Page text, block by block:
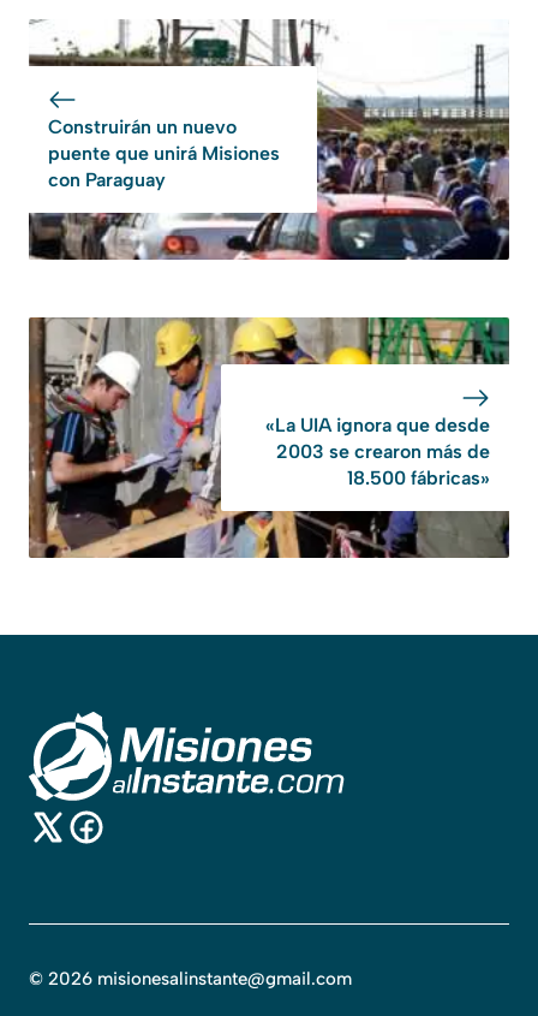
Construirán un nuevo
puente que unirá Misiones
con Paraguay
«La UIA ignora que desde
2003 se crearon más de
18.500 fábricas»
© 2026 misionesalinstante@gmail.com